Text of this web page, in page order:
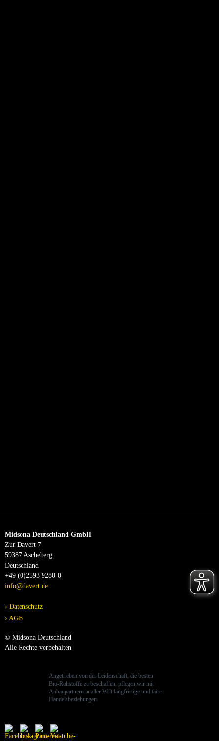
Midsona Deutschland GmbH
Zur Davert 7
59387 Ascheberg
Deutschland
+49 (0)2593 9280-0
info@davert.de
Datenschutz
AGB
© Midsona Deutschland
Alle Rechte vorbehalten
Angetrieben von der Leidenschaft, die besten
Bio-Rohstoffe zu beschaffen, pflegen wir mit
Anbaupartnern in aller Welt langfristige und faire
Handelsbeziehungen.